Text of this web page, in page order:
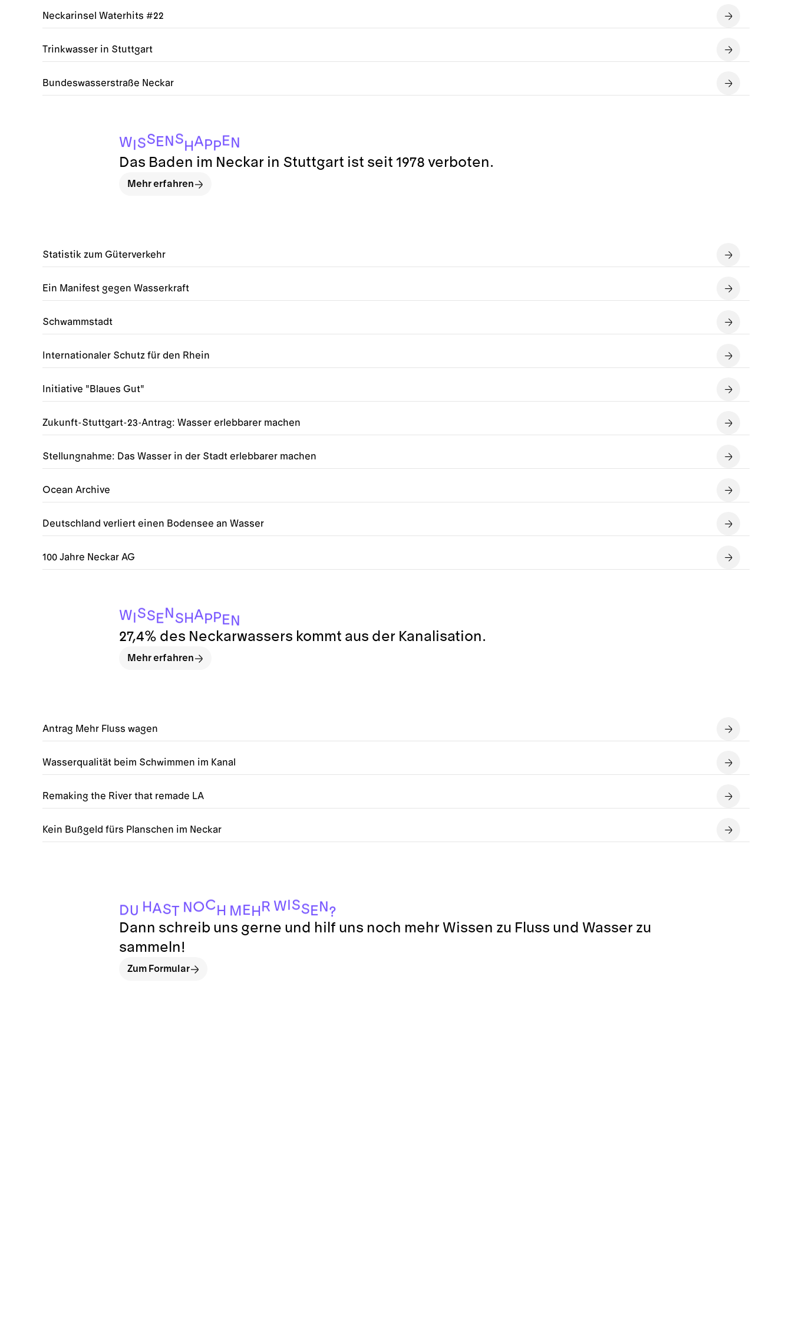
Neckarinsel Waterhits #22
Trinkwasser in Stuttgart
Bundeswasserstraße Neckar
Statistik zum Güterverkehr
Ein Manifest gegen Wasserkraft
Schwammstadt
Internationaler Schutz für den Rhein
Initiative "Blaues Gut"
Zukunft-Stuttgart-23-Antrag: Wasser erlebbarer machen
Stellungnahme: Das Wasser in der Stadt erlebbarer machen
Ocean Archive
Deutschland verliert einen Bodensee an Wasser
100 Jahre Neckar AG
Antrag Mehr Fluss wagen
Wasserqualität beim Schwimmen im Kanal
Remaking the River that remade LA
Kein Bußgeld fürs Planschen im Neckar
WISSENSHAPPE N
Das Baden im Neckar in Stuttgart ist seit 1978 verboten.
Mehr erfahren
WISSENSHAP PEN
27,4% des Neckarwassers kommt aus der Kanalisation.
Mehr erfahren
DU HAST NOCH MEHR WISSEN?
Dann schreib uns gerne und hilf uns noch mehr Wissen zu Fluss und Wasser zu
sammeln!
Zum Formular